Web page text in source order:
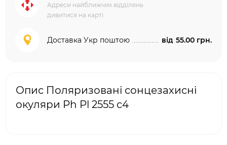
Адреси найближчих відділень
дивитися на карті
Доставка Укр поштою від 55.00 грн.
Опис Поляризовані сонцезахисні
окуляри Ph Pl 2555 c4